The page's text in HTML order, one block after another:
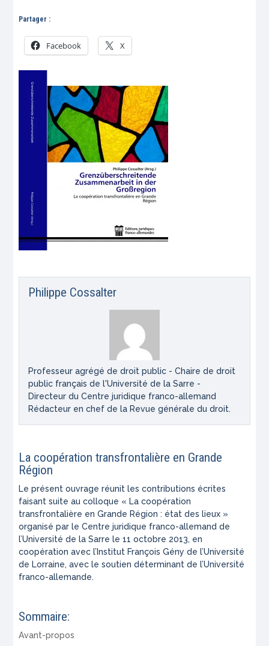
Partager :
Facebook X
Philippe Cossalter
Professeur agrégé de droit public - Chaire de droit
public français de l'Université de la Sarre -
Directeur du Centre juridique franco-allemand
Rédacteur en chef de la Revue générale du droit.
La coopération transfrontalière en Grande
Région
Le présent ouvrage réunit les contributions écrites
faisant suite au colloque « La coopération
transfrontalière en Grande Région : état des lieux »
organisé par le Centre juridique franco-allemand de
l’Université de la Sarre le 11 octobre 2013, en
coopération avec l’Institut François Gény de l’Université
de Lorraine, avec le soutien déterminant de l’Université
franco-allemande.
Sommaire:
Avant-propos